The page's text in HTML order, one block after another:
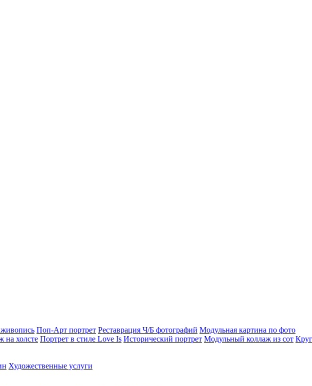
Поп-Арт портрет Реставрация Ч/Б фотографий Модульная картина по фото
на холсте Портрет в стиле Love Is Исторический портрет Модульный коллаж из сот
Художественные услуги